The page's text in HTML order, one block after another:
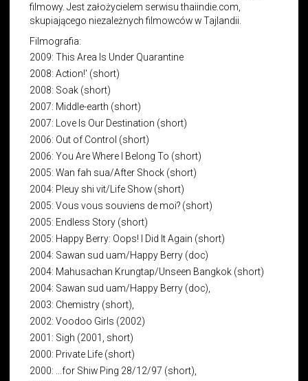
filmowy. Jest założycielem serwisu thaiindie.com,
skupiającego niezależnych filmowców w Tajlandii.
Filmografia:
2009: This Area Is Under Quarantine
2008: Action!' (short)
2008: Soak (short)
2007: Middle-earth (short)
2007: Love Is Our Destination (short)
2006: Out of Control (short)
2006: You Are Where I Belong To (short)
2005: Wan fah sua/After Shock (short)
2004: Pleuy shi vit/Life Show (short)
2005: Vous vous souviens de moi? (short)
2005: Endless Story (short)
2005: Happy Berry: Oops! I Did It Again (short)
2004: Sawan sud uam/Happy Berry (doc)
2004: Mahusachan Krungtap/Unseen Bangkok (short)
2004: Sawan sud uam/Happy Berry (doc),
2003: Chemistry (short),
2002: Voodoo Girls (2002)
2001: Sigh (2001, short)
2000: Private Life (short)
2000: ...for Shiw Ping 28/12/97 (short),